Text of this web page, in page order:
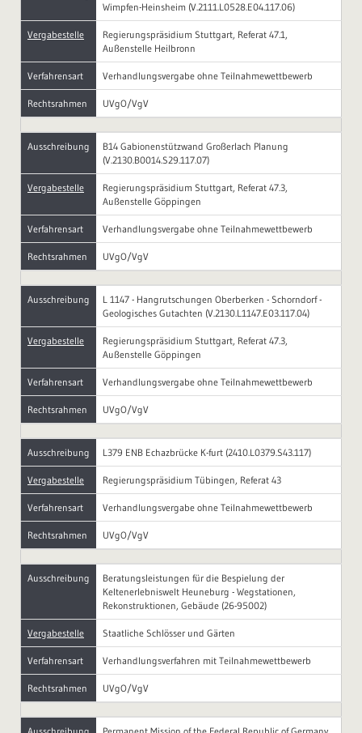
Wimpfen-Heinsheim (V.2111.L0528.E04.117.06)
Vergabestelle
Regierungspräsidium Stuttgart, Referat 47.1,
Außenstelle Heilbronn
Verfahrensart Verhandlungsvergabe ohne Teilnahmewettbewerb
Rechtsrahmen UVgO/VgV
Ausschreibung
B14 Gabionenstützwand Großerlach Planung
(V.2130.B0014.S29.117.07)
Vergabestelle
Regierungspräsidium Stuttgart, Referat 47.3,
Außenstelle Göppingen
Verfahrensart Verhandlungsvergabe ohne Teilnahmewettbewerb
Rechtsrahmen UVgO/VgV
Ausschreibung
L 1147 - Hangrutschungen Oberberken - Schorndorf -
Geologisches Gutachten (V.2130.L1147.E03.117.04)
Vergabestelle
Regierungspräsidium Stuttgart, Referat 47.3,
Außenstelle Göppingen
Verfahrensart Verhandlungsvergabe ohne Teilnahmewettbewerb
Rechtsrahmen UVgO/VgV
Ausschreibung L379 ENB Echazbrücke K-furt (2410.L0379.S43.117)
Vergabestelle Regierungspräsidium Tübingen, Referat 43
Verfahrensart Verhandlungsvergabe ohne Teilnahmewettbewerb
Rechtsrahmen UVgO/VgV
Ausschreibung
Beratungsleistungen für die Bespielung der
Keltenerlebniswelt Heuneburg - Wegstationen,
Rekonstruktionen, Gebäude (26-95002)
Vergabestelle Staatliche Schlösser und Gärten
Verfahrensart Verhandlungsverfahren mit Teilnahmewettbewerb
Rechtsrahmen UVgO/VgV